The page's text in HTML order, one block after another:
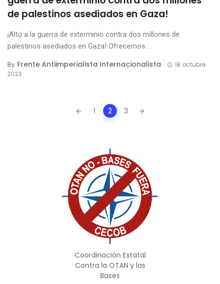
de palestinos asediados en Gaza!
¡Alto a la guerra de exterminio contra dos millones de
palestinos asediados en Gaza! Ofrecemos ...
By Frente Antiimperialista Internacionalista
18 octubre
2023
1 2 3
Coordinación Estatal
Contra la OTAN y las
Bases